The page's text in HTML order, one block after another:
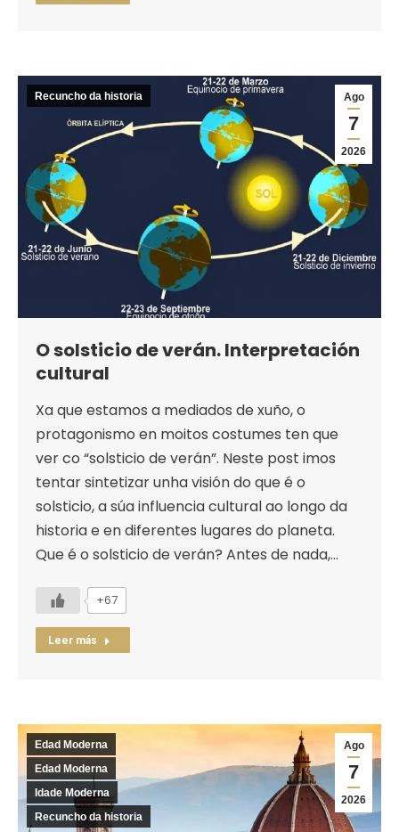
Ago
7
2026
Recuncho da historia
O solsticio de verán. Interpretación
cultural
Xa que estamos a mediados de xuño, o
protagonismo en moitos costumes ten que
ver co “solsticio de verán”. Neste post imos
tentar sintetizar unha visión do que é o
solsticio, a súa influencia cultural ao longo da
historia e en diferentes lugares do planeta.
Que é o solsticio de verán? Antes de nada,…
+67
Leer más
Ago
7
2026
Edad Moderna
Edad Moderna
Idade Moderna
Recuncho da historia